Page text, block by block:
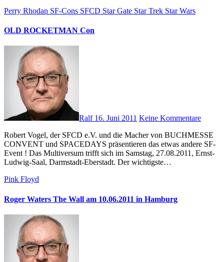
Perry Rhodan SF-Cons SFCD Star Gate Star Trek Star Wars
OLD ROCKETMAN Con
Ralf 16. Juni 2011 Keine Kommentare
Robert Vogel, der SFCD e.V. und die Macher von BUCHMESSE
CONVENT und SPACEDAYS präsentieren das etwas andere SF-
Event ! Das Multiversum trifft sich im Samstag, 27.08.2011, Ernst-
Ludwig-Saal, Darmstadt-Eberstadt. Der wichtigste…
Pink Floyd
Roger Waters The Wall am 10.06.2011 in Hamburg